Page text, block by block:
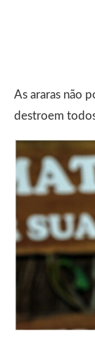
As araras não
destroem